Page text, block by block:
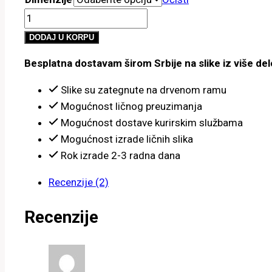
od
Drvo
sa
i
DODAJ U KORPU
Besplatna dostavam širom Srbije na slike iz više
Slike su zategnute na drvenom ramu
Mogućnost ličnog preuzimanja
Mogućnost dostave kurirskim službama
Mogućnost izrade ličnih slika
Rok izrade 2-3 radna dana
Recenzije (2)
Recenzije